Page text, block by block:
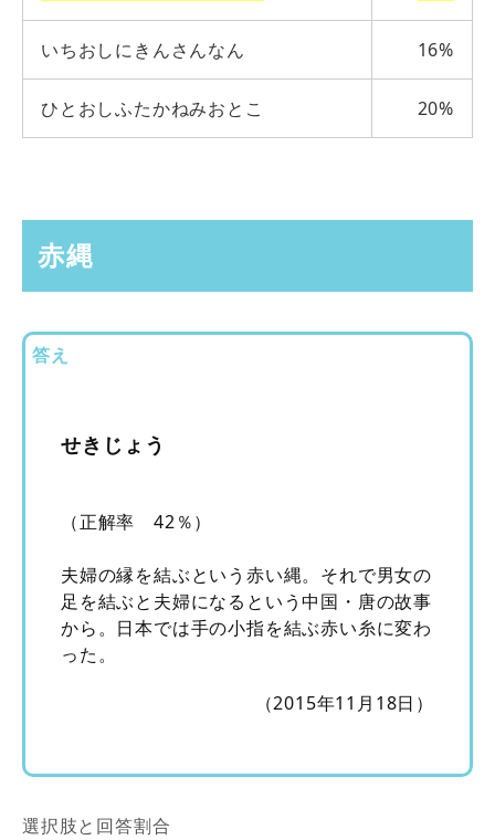
いちおしにきんさんなん 16%
ひとおしふたかねみおとこ 20%
赤縄
答え
せきじょう
（正解率 42％）
夫婦の縁を結ぶという赤い縄。それで男女の
足を結ぶと夫婦になるという中国・唐の故事
から。日本では手の小指を結ぶ赤い糸に変わ
った。
（2015年11月18日）
選択肢と回答割合